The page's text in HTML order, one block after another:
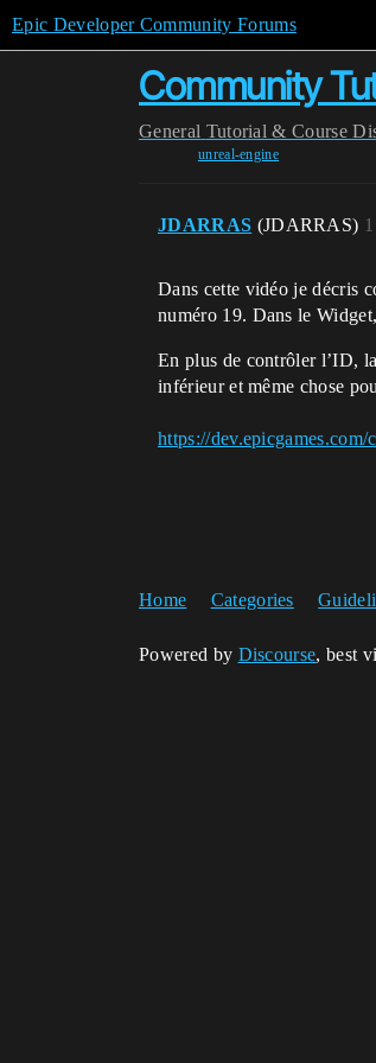
Epic Developer Community Forums
Community
General Tutorial & Course
unreal-engine
JDARRAS (JDARRAS) 1
Dans cette vidéo je décris
numéro 19. Dans le
En plus de contrôler l’ID,
inférieur et même chose
https://
Home Categories
Powered by Discourse, best